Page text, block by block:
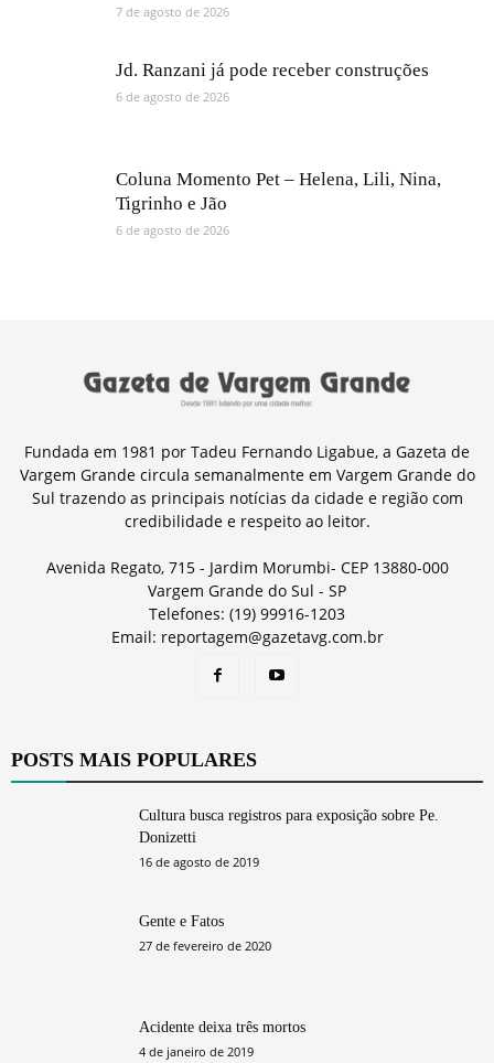
7 de agosto de 2026
Jd. Ranzani já pode receber construções
6 de agosto de 2026
Coluna Momento Pet – Helena, Lili, Nina,
Tigrinho e Jão
6 de agosto de 2026
Fundada em 1981 por Tadeu Fernando Ligabue, a Gazeta de
Vargem Grande circula semanalmente em Vargem Grande do
Sul trazendo as principais notícias da cidade e região com
credibilidade e respeito ao leitor.
Avenida Regato, 715 - Jardim Morumbi- CEP 13880-000
Vargem Grande do Sul - SP
Telefones: (19) 99916-1203
Email: reportagem@gazetavg.com.br
POSTS MAIS POPULARES
Cultura busca registros para exposição sobre Pe.
Donizetti
16 de agosto de 2019
Gente e Fatos
27 de fevereiro de 2020
Acidente deixa três mortos
4 de janeiro de 2019